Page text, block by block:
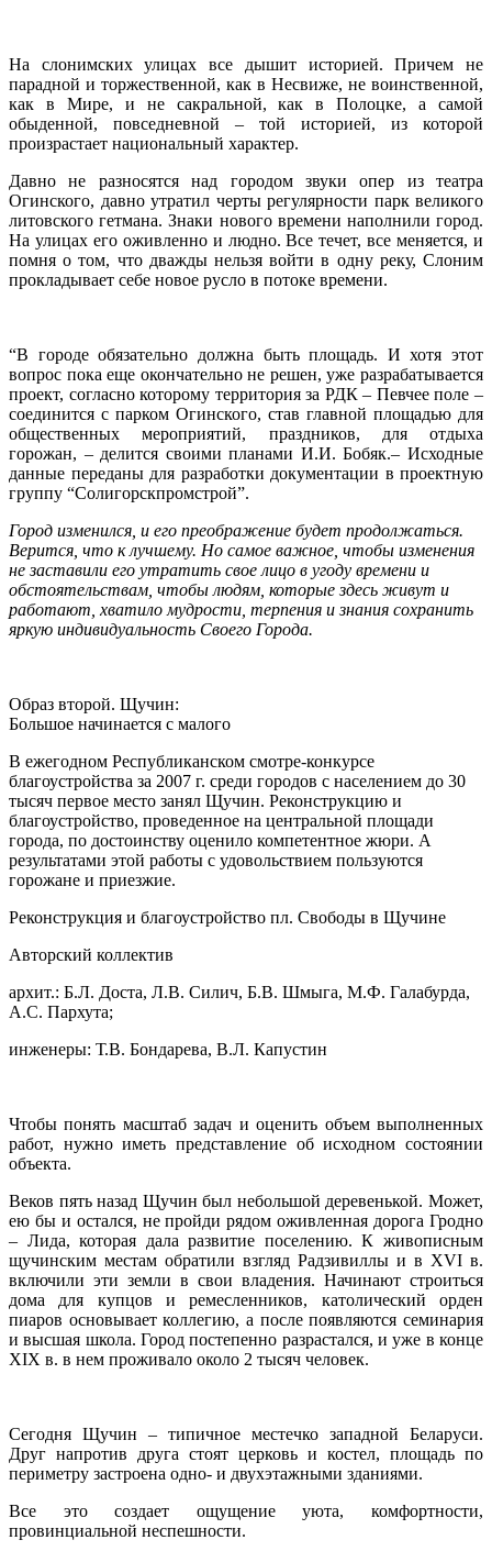
На слонимских улицах все дышит историей. Причем не
парадной и торжественной, как в Несвиже, не воинственной,
как в Мире, и не сакральной, как в Полоцке, а самой
обыденной, повседневной – той историей, из которой
произрастает национальный характер.
Давно не разносятся над городом звуки опер из театра
Огинского, давно утратил черты регулярности парк великого
литовского гетмана. Знаки нового времени наполнили город.
На улицах его оживленно и людно. Все течет, все меняется, и
помня о том, что дважды нельзя войти в одну реку, Слоним
прокладывает себе новое русло в потоке времени.
“В городе обязательно должна быть площадь. И хотя этот
вопрос пока еще окончательно не решен, уже разрабатывается
проект, согласно которому территория за РДК – Певчее поле –
соединится с парком Огинского, став главной площадью для
общественных мероприятий, праздников, для отдыха
горожан, – делится своими планами И.И. Бобяк.– Исходные
данные переданы для разработки документации в проектную
группу “Солигорскпромстрой”.
Город изменился, и его преображение будет продолжаться.
Верится, что к лучшему. Но самое важное, чтобы изменения
не заставили его утратить свое лицо в угоду времени и
обстоятельствам, чтобы людям, которые здесь живут и
работают, хватило мудрости, терпения и знания сохранить
яркую индивидуальность Своего Города.
Образ второй. Щучин:
Большое начинается с малого
В ежегодном Республиканском смотре-конкурсе
благоустройства за 2007 г. среди городов с населением до 30
тысяч первое место занял Щучин. Реконструкцию и
благоустройство, проведенное на центральной площади
города, по достоинству оценило компетентное жюри. А
результатами этой работы с удовольствием пользуются
горожане и приезжие.
Реконструкция и благоустройство пл. Свободы в Щучине
Авторский коллектив
архит.: Б.Л. Доста, Л.В. Силич, Б.В. Шмыга, М.Ф. Галабурда,
А.С. Пархута;
инженеры: Т.В. Бондарева, В.Л. Капустин
Чтобы понять масштаб задач и оценить объем выполненных
работ, нужно иметь представление об исходном состоянии
объекта.
Веков пять назад Щучин был небольшой деревенькой. Может,
ею бы и остался, не пройди рядом оживленная дорога Гродно
– Лида, которая дала развитие поселению. К живописным
щучинским местам обратили взгляд Радзивиллы и в XVI в.
включили эти земли в свои владения. Начинают строиться
дома для купцов и ремесленников, католический орден
пиаров основывает коллегию, а после появляются семинария
и высшая школа. Город постепенно разрастался, и уже в конце
XIX в. в нем проживало около 2 тысяч человек.
Сегодня Щучин – типичное местечко западной Беларуси.
Друг напротив друга стоят церковь и костел, площадь по
периметру застроена одно- и двухэтажными зданиями.
Все это создает ощущение уюта, комфортности,
провинциальной неспешности.